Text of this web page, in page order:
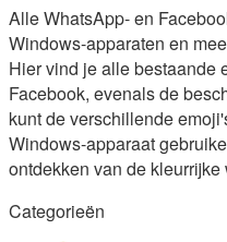
Alle WhatsApp- en
Windows-apparaten en
Hier vind je alle bestaande
Facebook, evenals de
kunt de verschillende
Windows-apparaat
ontdekken van de
Categorieën